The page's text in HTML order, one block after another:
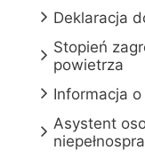
Deklaracja
Stopień
powietrza
Informacja
Asystent